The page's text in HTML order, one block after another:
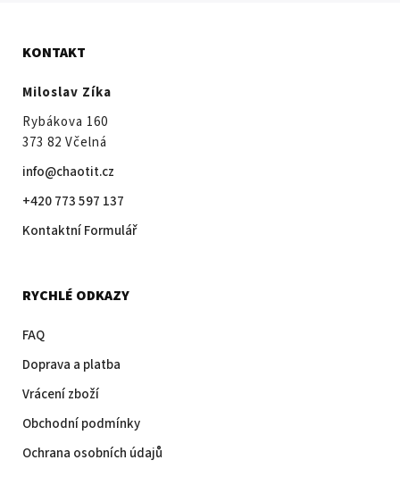
KONTAKT
Miloslav Zíka
Rybákova 160
373 82 Včelná
info@chaotit.cz
+420 773 597 137
Kontaktní Formulář
RYCHLÉ ODKAZY
FAQ
Doprava a platba
Vrácení zboží
Obchodní podmínky
Ochrana osobních údajů